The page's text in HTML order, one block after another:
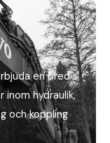
en bred
inom hydraulik,
och koppling